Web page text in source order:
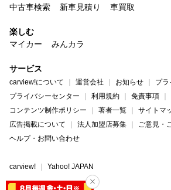
中古車検索
新車見積り 車買取
楽しむ
マイカー
みんカラ
サービス
carview!について 運営会社 お知らせ
プラ
プライバシーセンター
利用規約
免責事項
コンテンツ制作ポリシー
著者一覧
サイトマ
広告掲載について
法人加盟店募集
ご意見・
ヘルプ・お問い合わせ
carview! Yahoo! JAPAN